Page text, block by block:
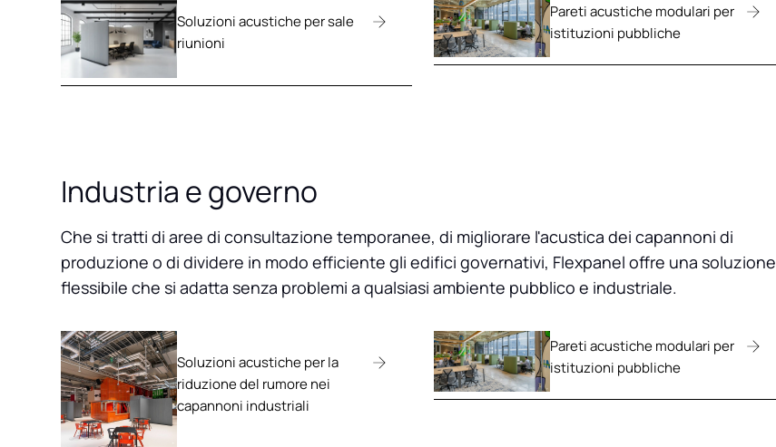
Soluzioni acustiche per sale
riunioni
Pareti acustiche modulari per
istituzioni pubbliche
Industria e governo
Che si tratti di aree di consultazione temporanee, di migliorare l'acustica dei capannoni di
produzione o di dividere in modo efficiente gli edifici governativi, Flexpanel offre una soluzione
flessibile che si adatta senza problemi a qualsiasi ambiente pubblico e industriale.
Soluzioni acustiche per la
riduzione del rumore nei
capannoni industriali
Pareti acustiche modulari per
istituzioni pubbliche